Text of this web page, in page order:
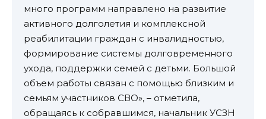
много программ направлено на развитие
активного долголетия и комплексной
реабилитации граждан с инвалидностью,
формирование системы долговременного
ухода, поддержки семей с детьми. Большой
объем работы связан с помощью близким и
семьям участников СВО», – отметила,
обращаясь к собравшимся, начальник УСЗН